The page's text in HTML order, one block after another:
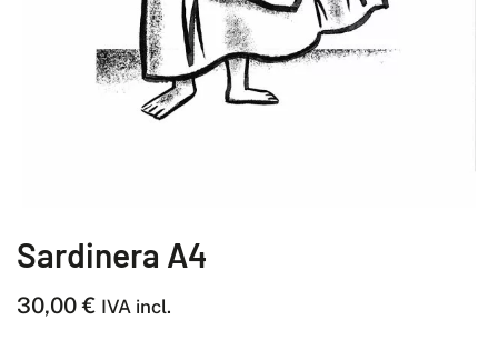
Sardinera A4
30,00€ IVA incl.